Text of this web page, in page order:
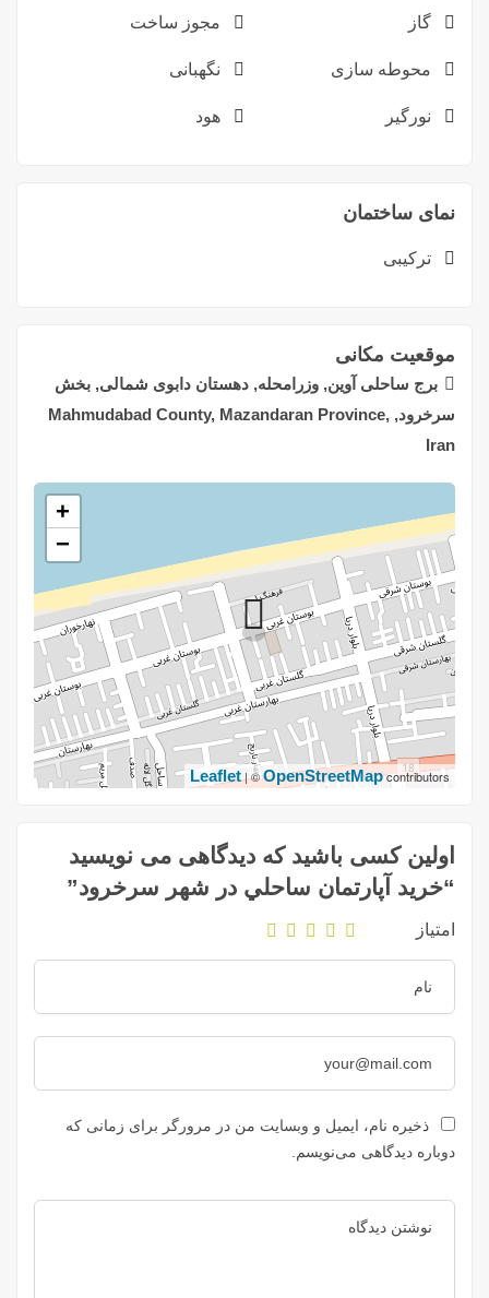
گاز مجوز ساخت
محوطه سازی نگهبانی
نورگیر هود
نمای ساختمان
ترکیبی
موقعیت مکانی
برج ساحلی آوین, وزرامحله, دهستان دابوی شمالی, بخش
سرخرود, Mahmudabad County, Mazandaran Province,
Iran
+
−
Leaflet| ©OpenStreetMapcontributors
اولین کسی باشید که دیدگاهی می نویسید
“خريد آپارتمان ساحلي در شهر سرخرود”
امتیاز
ذخیره نام، ایمیل و وبسایت من در مرورگر برای زمانی که
دوباره دیدگاهی می‌نویسم.